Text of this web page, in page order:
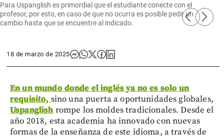
arrow_back_ios
Para Uspanglish es primordial que el estudiante conecte con el
profesor, por esto, en caso de que no ocurra es posible pedir un
cambio hasta que se encuentre al indicado.
arrow_forward_ios
18 de marzo de 2025
En un mundo donde el inglés ya no es solo un
requisito, sino una puerta a oportunidades globales,
Uspanglishrompe los moldes tradicionales. Desde el
año 2018, esta academia ha innovado con nuevas
formas de la enseñanza de este idioma, a través de